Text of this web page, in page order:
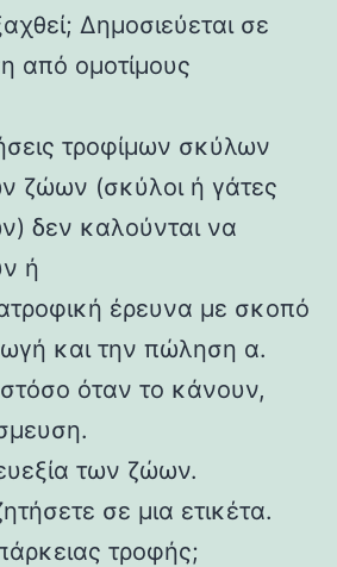
Δημοσιεύεται σε
από ομοτίμους
τροφίμων σκύλων
ζώων (σκύλοι ή γάτες
δεν καλούνται να
ή
έρευνα με σκοπό
και την πώληση α.
όταν το κάνουν,
των ζώων.
σε μια ετικέτα.
τροφής;